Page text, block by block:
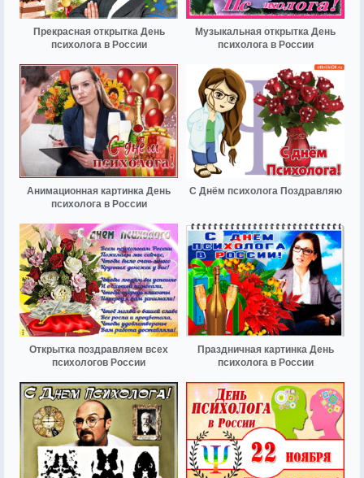
Прекрасная открытка День
психолога в России
Музыкальная открытка День
психолога в России
Анимационная картинка День
психолога в России
С Днём психолога Поздравляю
Открытка поздравляем всех
психологов России
Праздничная картинка День
психолога в России